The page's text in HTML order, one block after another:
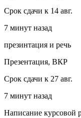
Срок сдачи к 14 авг.
7 минут назад
презинтация и речь
Презентация, ВКР
Срок сдачи к 27 авг.
7 минут назад
Написание курсовой